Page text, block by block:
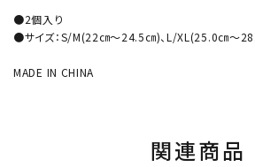
●2個入り
●サイズ：S/M(22㎝～24.5㎝)、L/XL(25.0㎝～
MADE IN CHINA
関連商品